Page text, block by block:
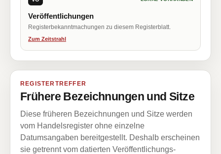
Veröffentlichungen
Registerbekanntmachungen zu diesem Registerblatt.
Zum Zeitstrahl
REGISTERTREFFER
Frühere Bezeichnungen und Sitze
Diese früheren Bezeichnungen und Sitze werden
vom Handelsregister ohne einzelne
Datumsangaben bereitgestellt. Deshalb erscheinen
sie getrennt vom datierten Veröffentlichungs-